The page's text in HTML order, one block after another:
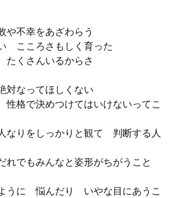
や不幸をあざわらう
こころさもしく育った
くさんいるからさ
なってほしくない
格で決めつけてはいけないってこ
なりをしっかりと観て 判断する人
でもみんなと姿形がちがうこと
うに 悩んだり いやな目にあうこ